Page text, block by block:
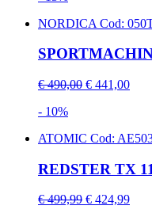
NORDICA Cod:
€ 490,00 € 441,00
- 10%
ATOMIC Cod:
REDSTER TX
€ 499,99 € 424,99